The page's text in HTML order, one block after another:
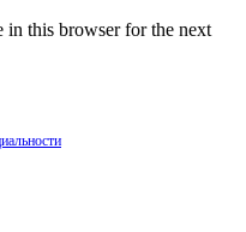
in this browser for the next